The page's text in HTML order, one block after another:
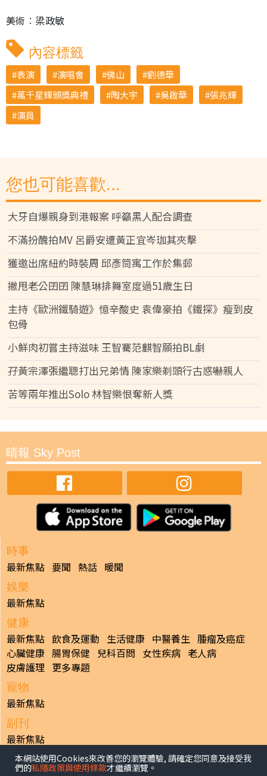
美術︰梁政敏
內容標籤
表演 演唱會 佛山
劉德華
萬千星輝頒獎典禮
陶大宇 吳啟華
張兆輝
演員
您也可能喜歡...
大牙自爆親身到港報案 呼籲黑人配合調查
不滿扮醜拍MV 呂爵安遭黃正宜岑珈其夾擊
獲邀出席紐約時裝周 邱彥筒寓工作於集郵
撇甩老公囝囝 陳慧琳排舞室度過51歲生日
主持《歐洲鐵騎遊》憶辛酸史 袁偉豪拍《鐵探》瘦到皮
包骨
小鮮肉初嘗主持滋味 王智騫范麒智願拍BL劇
孖黃宗澤張繼聰打出兄弟情 陳家樂剃頭行古惑嚇親人
苦等兩年推出Solo 林智樂恨奪新人獎
晴報 Sky Post
時事
最新焦點 要聞 熱話 暖聞
娛樂
最新焦點
健康
最新焦點 飲食及運動 生活健康 中醫養生 腫瘤及癌症
心臟健康 腸胃保健 兒科百問 女性疾病 老人病
皮膚護理 更多專題
寵物
最新焦點
副刊
最新焦點
日報
本網站使用Cookies來改善您的瀏覽體驗, 請確定您同意及接受我
們的私隱政策與使用條款才繼續瀏覽。